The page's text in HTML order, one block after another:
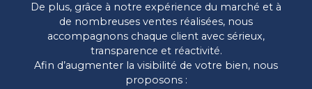
De plus, grâce à notre expérience du marché et à
de nombreuses ventes réalisées, nous
accompagnons chaque client avec sérieux,
transparence et réactivité.
Afin d’augmenter la visibilité de votre bien, nous
proposons :